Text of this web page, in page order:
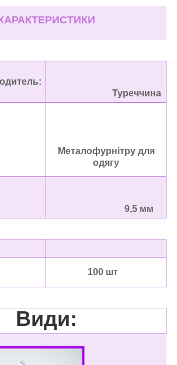
Туреччина
Металофурнітру для
одягу
9,5 мм
100 шт
Види: